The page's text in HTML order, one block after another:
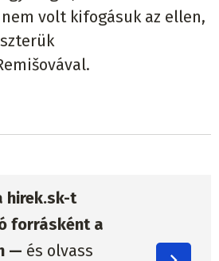
volt kifogásuk az ellen,
hirek.sk-t
forrásként a
— és olvass